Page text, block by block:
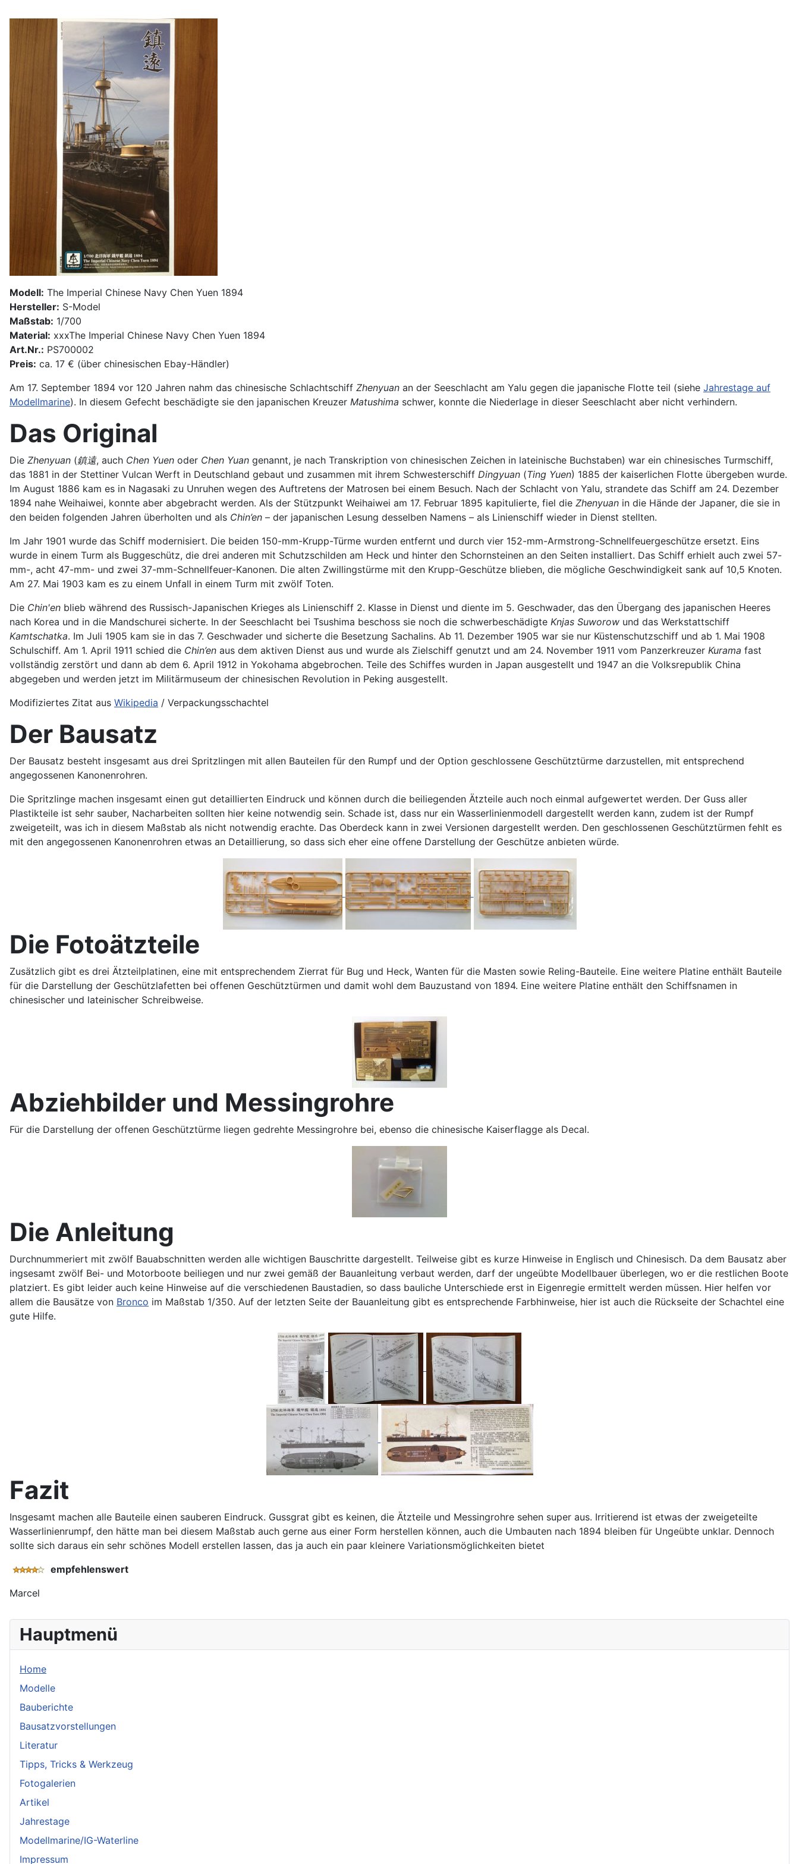
Hauptmenü
Home
Modelle
Bauberichte
Bausatzvorstellungen
Literatur
Tipps, Tricks & Werkzeug
Fotogalerien
Artikel
Jahrestage
Modellmarine/IG-Waterline
Impressum
Modell: The Imperial Chinese Navy Chen Yuen 1894
Hersteller: S-Model
Maßstab: 1/700
Material: xxxThe Imperial Chinese Navy Chen Yuen 1894
Art.Nr.: PS700002
Preis: ca. 17 € (über chinesischen Ebay-Händler)
Am 17. September 1894 vor 120 Jahren nahm das chinesische Schlachtschiff Zhenyuan an der Seeschlacht am Yalu gegen die japanische Flotte teil (siehe Jahrestage auf
Modellmarine). In diesem Gefecht beschädigte sie den japanischen Kreuzer Matushima schwer, konnte die Niederlage in dieser Seeschlacht aber nicht verhindern.
Das Original
Die Zhenyuan (鎮遠, auch Chen Yuen oder Chen Yuan genannt, je nach Transkription von chinesischen Zeichen in lateinische Buchstaben) war ein chinesisches Turmschiff,
das 1881 in der Stettiner Vulcan Werft in Deutschland gebaut und zusammen mit ihrem Schwesterschiff Dingyuan (Ting Yuen) 1885 der kaiserlichen Flotte übergeben wurde.
Im August 1886 kam es in Nagasaki zu Unruhen wegen des Auftretens der Matrosen bei einem Besuch. Nach der Schlacht von Yalu, strandete das Schiff am 24. Dezember
1894 nahe Weihaiwei, konnte aber abgebracht werden. Als der Stützpunkt Weihaiwei am 17. Februar 1895 kapitulierte, fiel die Zhenyuan in die Hände der Japaner, die sie in
den beiden folgenden Jahren überholten und als Chin’en – der japanischen Lesung desselben Namens – als Linienschiff wieder in Dienst stellten.
Im Jahr 1901 wurde das Schiff modernisiert. Die beiden 150-mm-Krupp-Türme wurden entfernt und durch vier 152-mm-Armstrong-Schnellfeuergeschütze ersetzt. Eins
wurde in einem Turm als Buggeschütz, die drei anderen mit Schutzschilden am Heck und hinter den Schornsteinen an den Seiten installiert. Das Schiff erhielt auch zwei 57-
mm-, acht 47-mm- und zwei 37-mm-Schnellfeuer-Kanonen. Die alten Zwillingstürme mit den Krupp-Geschütze blieben, die mögliche Geschwindigkeit sank auf 10,5 Knoten.
Am 27. Mai 1903 kam es zu einem Unfall in einem Turm mit zwölf Toten.
Die Chin'en blieb während des Russisch-Japanischen Krieges als Linienschiff 2. Klasse in Dienst und diente im 5. Geschwader, das den Übergang des japanischen Heeres
nach Korea und in die Mandschurei sicherte. In der Seeschlacht bei Tsushima beschoss sie noch die schwerbeschädigte Knjas Suworow und das Werkstattschiff
Kamtschatka. Im Juli 1905 kam sie in das 7. Geschwader und sicherte die Besetzung Sachalins. Ab 11. Dezember 1905 war sie nur Küstenschutzschiff und ab 1. Mai 1908
Schulschiff. Am 1. April 1911 schied die Chin’en aus dem aktiven Dienst aus und wurde als Zielschiff genutzt und am 24. November 1911 vom Panzerkreuzer Kurama fast
vollständig zerstört und dann ab dem 6. April 1912 in Yokohama abgebrochen. Teile des Schiffes wurden in Japan ausgestellt und 1947 an die Volksrepublik China
abgegeben und werden jetzt im Militärmuseum der chinesischen Revolution in Peking ausgestellt.
Modifiziertes Zitat aus Wikipedia / Verpackungsschachtel
Der Bausatz
Der Bausatz besteht insgesamt aus drei Spritzlingen mit allen Bauteilen für den Rumpf und der Option geschlossene Geschütztürme darzustellen, mit entsprechend
angegossenen Kanonenrohren.
Die Spritzlinge machen insgesamt einen gut detaillierten Eindruck und können durch die beiliegenden Ätzteile auch noch einmal aufgewertet werden. Der Guss aller
Plastikteile ist sehr sauber, Nacharbeiten sollten hier keine notwendig sein. Schade ist, dass nur ein Wasserlinienmodell dargestellt werden kann, zudem ist der Rumpf
zweigeteilt, was ich in diesem Maßstab als nicht notwendig erachte. Das Oberdeck kann in zwei Versionen dargestellt werden. Den geschlossenen Geschütztürmen fehlt es
mit den angegossenen Kanonenrohren etwas an Detaillierung, so dass sich eher eine offene Darstellung der Geschütze anbieten würde.
Die Fotoätzteile
Zusätzlich gibt es drei Ätzteilplatinen, eine mit entsprechendem Zierrat für Bug und Heck, Wanten für die Masten sowie Reling-Bauteile. Eine weitere Platine enthält Bauteile
für die Darstellung der Geschützlafetten bei offenen Geschütztürmen und damit wohl dem Bauzustand von 1894. Eine weitere Platine enthält den Schiffsnamen in
chinesischer und lateinischer Schreibweise.
Abziehbilder und Messingrohre
Für die Darstellung der offenen Geschütztürme liegen gedrehte Messingrohre bei, ebenso die chinesische Kaiserflagge als Decal.
Die Anleitung
Durchnummeriert mit zwölf Bauabschnitten werden alle wichtigen Bauschritte dargestellt. Teilweise gibt es kurze Hinweise in Englisch und Chinesisch. Da dem Bausatz aber
ingsesamt zwölf Bei- und Motorboote beiliegen und nur zwei gemäß der Bauanleitung verbaut werden, darf der ungeübte Modellbauer überlegen, wo er die restlichen Boote
platziert. Es gibt leider auch keine Hinweise auf die verschiedenen Baustadien, so dass bauliche Unterschiede erst in Eigenregie ermittelt werden müssen. Hier helfen vor
allem die Bausätze von Bronco im Maßstab 1/350. Auf der letzten Seite der Bauanleitung gibt es entsprechende Farbhinweise, hier ist auch die Rückseite der Schachtel eine
gute Hilfe.
Fazit
Insgesamt machen alle Bauteile einen sauberen Eindruck. Gussgrat gibt es keinen, die Ätzteile und Messingrohre sehen super aus. Irritierend ist etwas der zweigeteilte
Wasserlinienrumpf, den hätte man bei diesem Maßstab auch gerne aus einer Form herstellen können, auch die Umbauten nach 1894 bleiben für Ungeübte unklar. Dennoch
sollte sich daraus ein sehr schönes Modell erstellen lassen, das ja auch ein paar kleinere Variationsmöglichkeiten bietet
empfehlenswert
Marcel